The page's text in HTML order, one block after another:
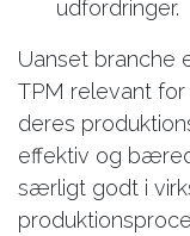
udfordringer.
Uanset branche
TPM relevant
deres
effektiv og
særligt godt i